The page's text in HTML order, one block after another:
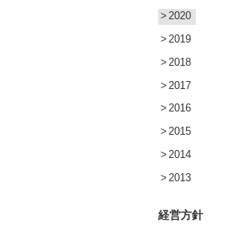
2020
2019
2018
2017
2016
2015
2014
2013
経営方針